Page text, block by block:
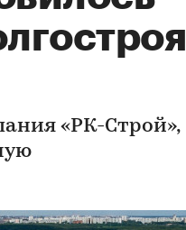
«РК-Строй»,